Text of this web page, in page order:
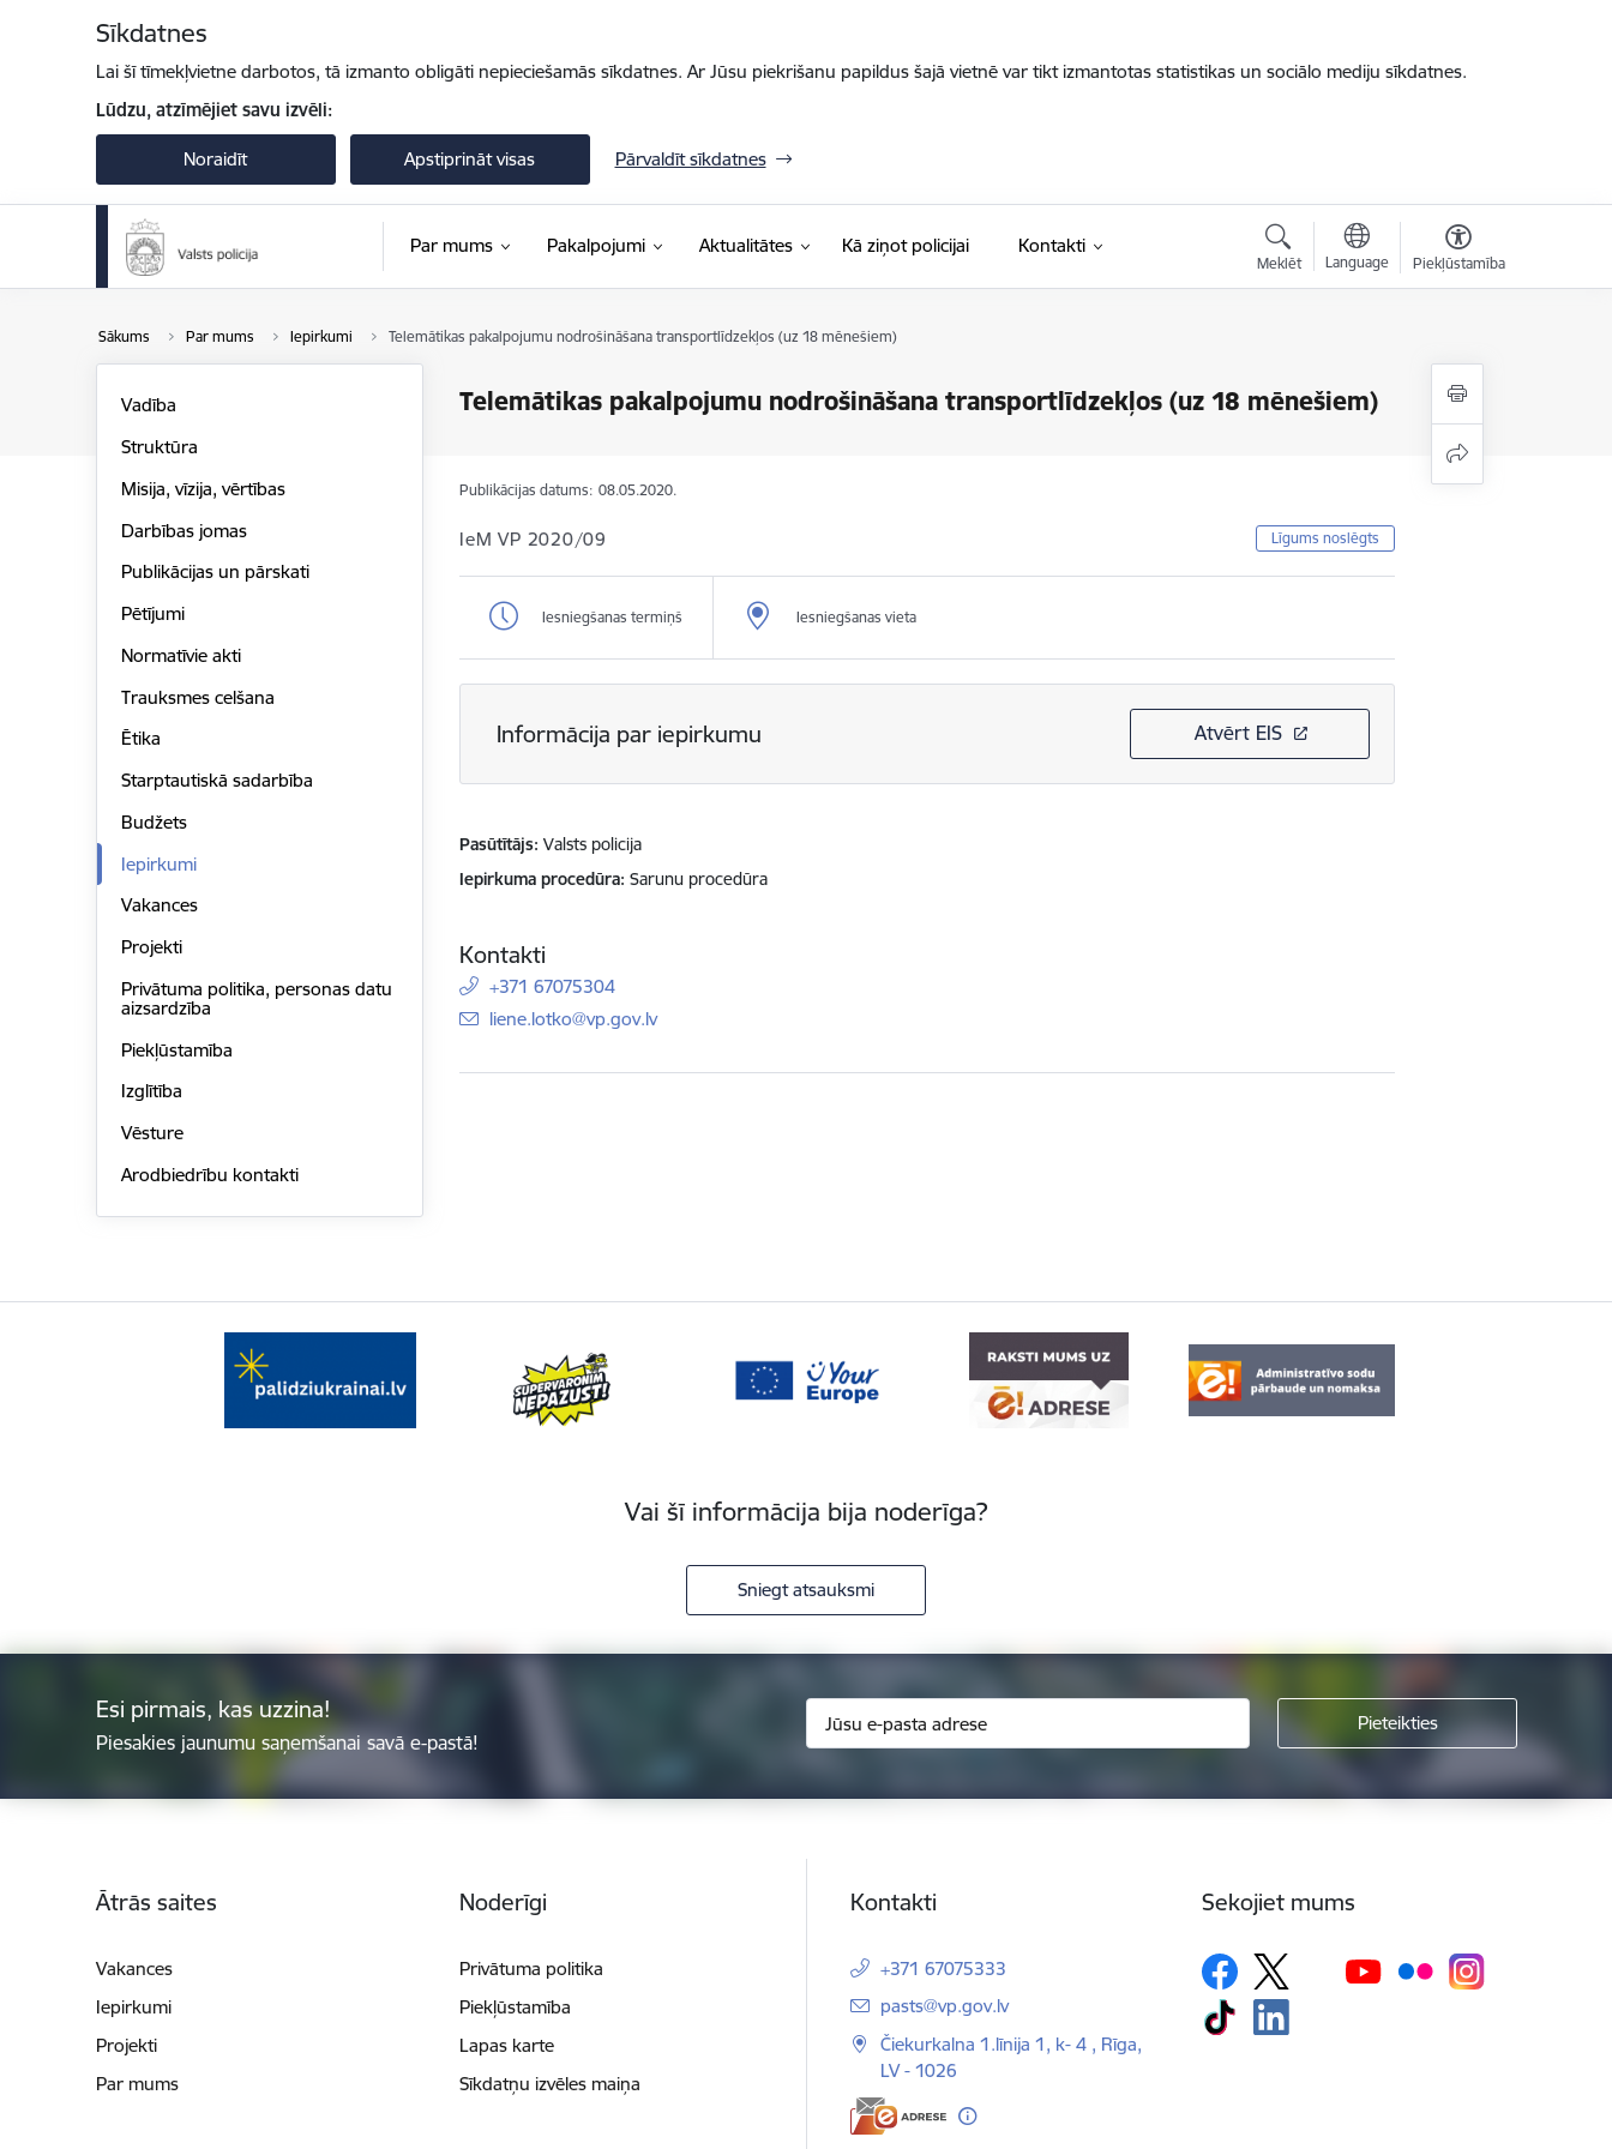
Sīkdatnes
Lai šī tīmekļvietne darbotos, tā izmanto obligāti nepieciešamās sīkdatnes. Ar Jūsu piekrišanu papildus šajā vietnē var tikt izmantotas statistikas un sociālo mediju sīkdatnes.
Lūdzu, atzīmējiet savu izvēli:
Noraidīt Apstiprināt visas Pārvaldīt sīkdatnes
Par mums Pakalpojumi Aktualitātes Kā ziņot policijai Kontakti
Meklēt Language Piekļūstamība
Sākums Par mums Iepirkumi Telemātikas pakalpojumu nodrošināšana transportlīdzekļos (uz 18 mēnešiem)
Telemātikas pakalpojumu nodrošināšana transportlīdzekļos (uz 18 mēnešiem)
Vadība
Struktūra
Misija, vīzija, vērtības
Darbības jomas
Publikācijas un pārskati
Pētījumi
Normatīvie akti
Trauksmes celšana
Ētika
Starptautiskā sadarbība
Budžets
Iepirkumi
Vakances
Projekti
Privātuma politika, personas datu
aizsardzība
Piekļūstamība
Izglītība
Vēsture
Arodbiedrību kontakti
Publikācijas datums: 08.05.2020.
IeM VP 2020/09 Līgums noslēgts
Iesniegšanas termiņš Iesniegšanas vieta
Informācija par iepirkumu Atvērt EIS
Pasūtītājs Valsts policija
Iepirkuma procedūra Sarunu procedūra
Kontakti
+371 67075304
E-pasts:
liene.lotko@vp.gov.lv
Vai šī informācija bija noderīga?
Sniegt atsauksmi
Esi pirmais, kas uzzina!
Piesakies jaunumu saņemšanai savā e-pastā!
Ātrās saites
Vakances
Iepirkumi
Projekti
Par mums
Noderīgi
Privātuma politika
Piekļūstamība
Lapas karte
Sīkdatņu izvēles maiņa
Kontakti
+371 67075333
E-pasts:
pasts@vp.gov.lv
Čiekurkalna 1.līnija 1, k- 4 , Rīga,
LV - 1026
Sekojiet mums